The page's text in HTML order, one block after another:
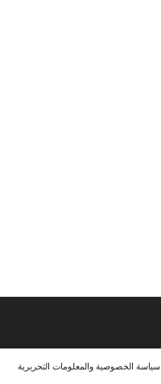
سياسة الخصوصية والمعلومات التحريرية